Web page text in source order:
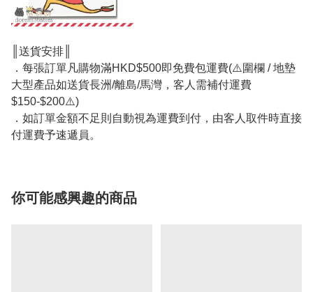
║送貨安排║
．每張訂單凡購物滿HKD$500即免費包運費(⚠️圍欄 / 地墊
大型產品如送貨長洲/離島/馬灣，客人需補付運費
$150-$200⚠️)
．如訂單金額不足則自動視為運費到付，由客人取件時直接
付運費予速遞員。
你可能感興趣的商品